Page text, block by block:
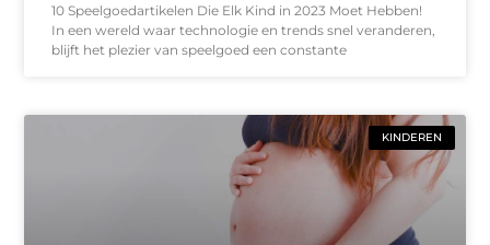
10 Speelgoedartikelen Die Elk Kind in 2023 Moet Hebben!
In een wereld waar technologie en trends snel veranderen,
blijft het plezier van speelgoed een constante
KINDEREN